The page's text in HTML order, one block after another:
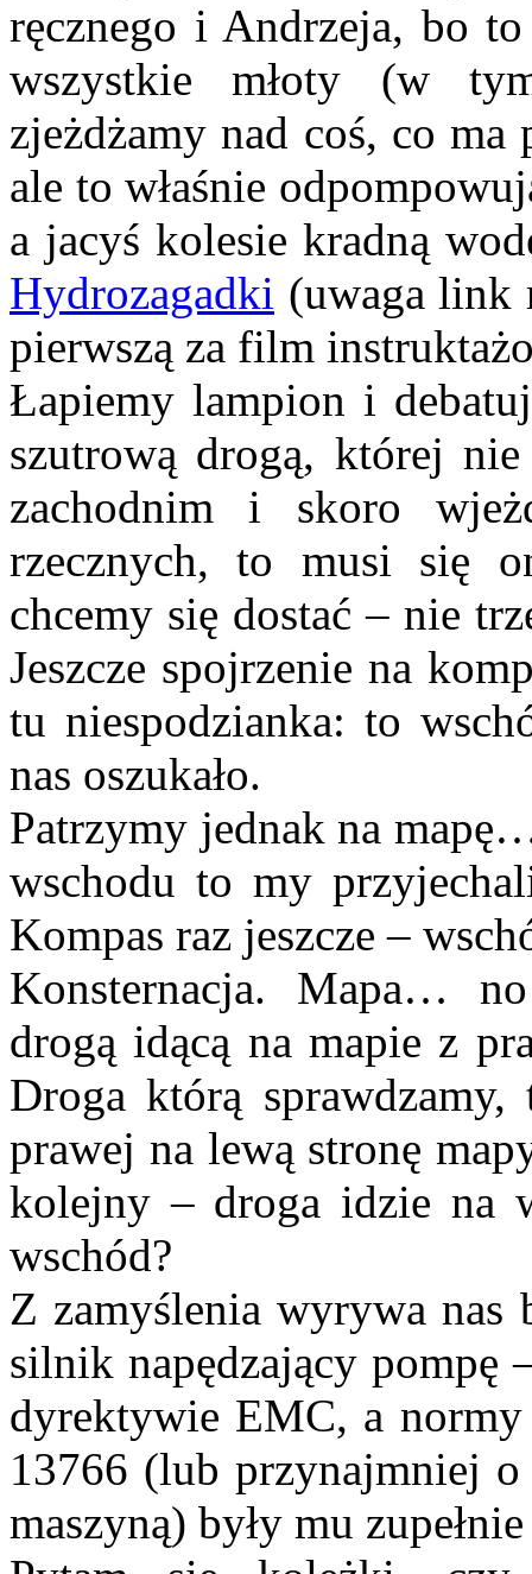
ręcznego i Andrzeja, bo
wszystkie młoty (w
zjeżdżamy nad coś, co
ale to właśnie
a jacyś kolesie kradną
Hydrozagadki (uwaga link
pierwszą za film
Łapiemy lampion i
szutrową drogą, której
zachodnim i skoro
rzecznych, to musi się
chcemy się dostać – nie
Jeszcze spojrzenie na
tu niespodzianka: to
nas oszukało.
Patrzymy jednak na
wschodu to my
Kompas raz jeszcze –
Konsternacja. Mapa…
drogą idącą na mapie z
Droga którą
prawej na lewą stronę
kolejny – droga idzie na
wschód?
Z zamyślenia wyrywa nas
silnik napędzający pompę
dyrektywie EMC, a
13766 (lub przynajmniej
maszyną) były mu